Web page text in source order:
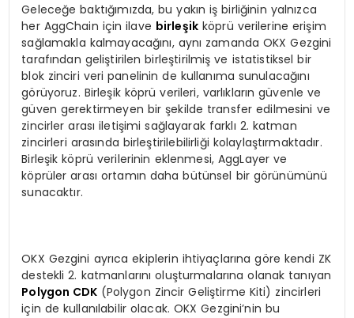
Geleceğe baktığımızda, bu yakın iş birliğinin yalnızca
her AggChain için ilave birleşik köprü verilerine erişim
sağlamakla kalmayacağını, aynı zamanda OKX Gezgini
tarafından geliştirilen birleştirilmiş ve istatistiksel bir
blok zinciri veri panelinin de kullanıma sunulacağını
görüyoruz. Birleşik köprü verileri, varlıkların güvenle ve
güven gerektirmeyen bir şekilde transfer edilmesini ve
zincirler arası iletişimi sağlayarak farklı 2. katman
zincirleri arasında birleştirilebilirliği kolaylaştırmaktadır.
Birleşik köprü verilerinin eklenmesi, AggLayer ve
köprüler arası ortamın daha bütünsel bir görünümünü
sunacaktır.
OKX Gezgini ayrıca ekiplerin ihtiyaçlarına göre kendi ZK
destekli 2. katmanlarını oluşturmalarına olanak tanıyan
Polygon CDK (Polygon Zincir Geliştirme Kiti) zincirleri
için de kullanılabilir olacak. OKX Gezgini’nin bu